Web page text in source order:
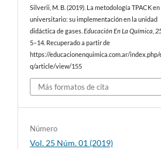
Silverii, M. B. (2019). La metodología TPACK en
universitario: su implementación en la unidad
didáctica de gases.Educación En La Química
5–14. Recuperado a partir de
https://educacionenquimica.com.ar/index.php/
q/article/view/155
Más formatos de cita
Número
Vol. 25 Núm. 01 (2019)